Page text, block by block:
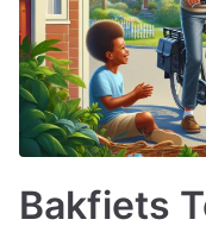
Bakfiets